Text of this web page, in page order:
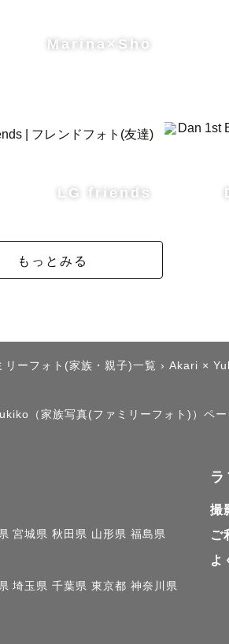
Marina×Sho
LG friends
もっとみる
リーフォト(家族・親子)一覧 › Akari ×
（家族写真(ファミリーフォト)）ペー
宮城県 秋田県 山形県 福島県
埼玉県 千葉県 東京都 神奈川県
撮
ご
よ